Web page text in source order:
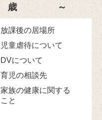
歳
～
放課後の居場所
児童虐待について
DVについて
育児の相談先
家族の健康に関する
こと